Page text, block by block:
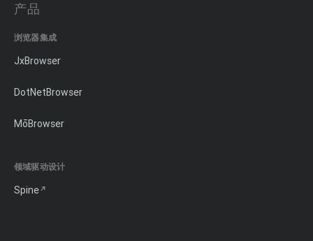
产品
浏览器集成
JxBrowser
DotNetBrowser
MōBrowser
领域驱动设计
Spine